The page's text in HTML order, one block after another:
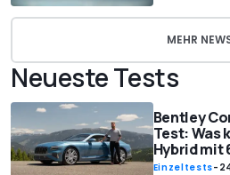
MEHR
Neueste Tests
Bentley
Test: Was
Hybrid mit
Einzeltests-